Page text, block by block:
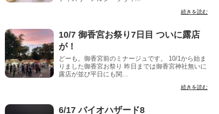
続きを読む
10/7 御香宮お祭り7日目 ついに露店
が！
どーも。御香宮前のミナージュです。 10/1から始ま
りました御香宮お祭り 昨日までは御香宮神社無いに
露店が並び平日にも関...
続きを読む
6/17 バイオハザード8